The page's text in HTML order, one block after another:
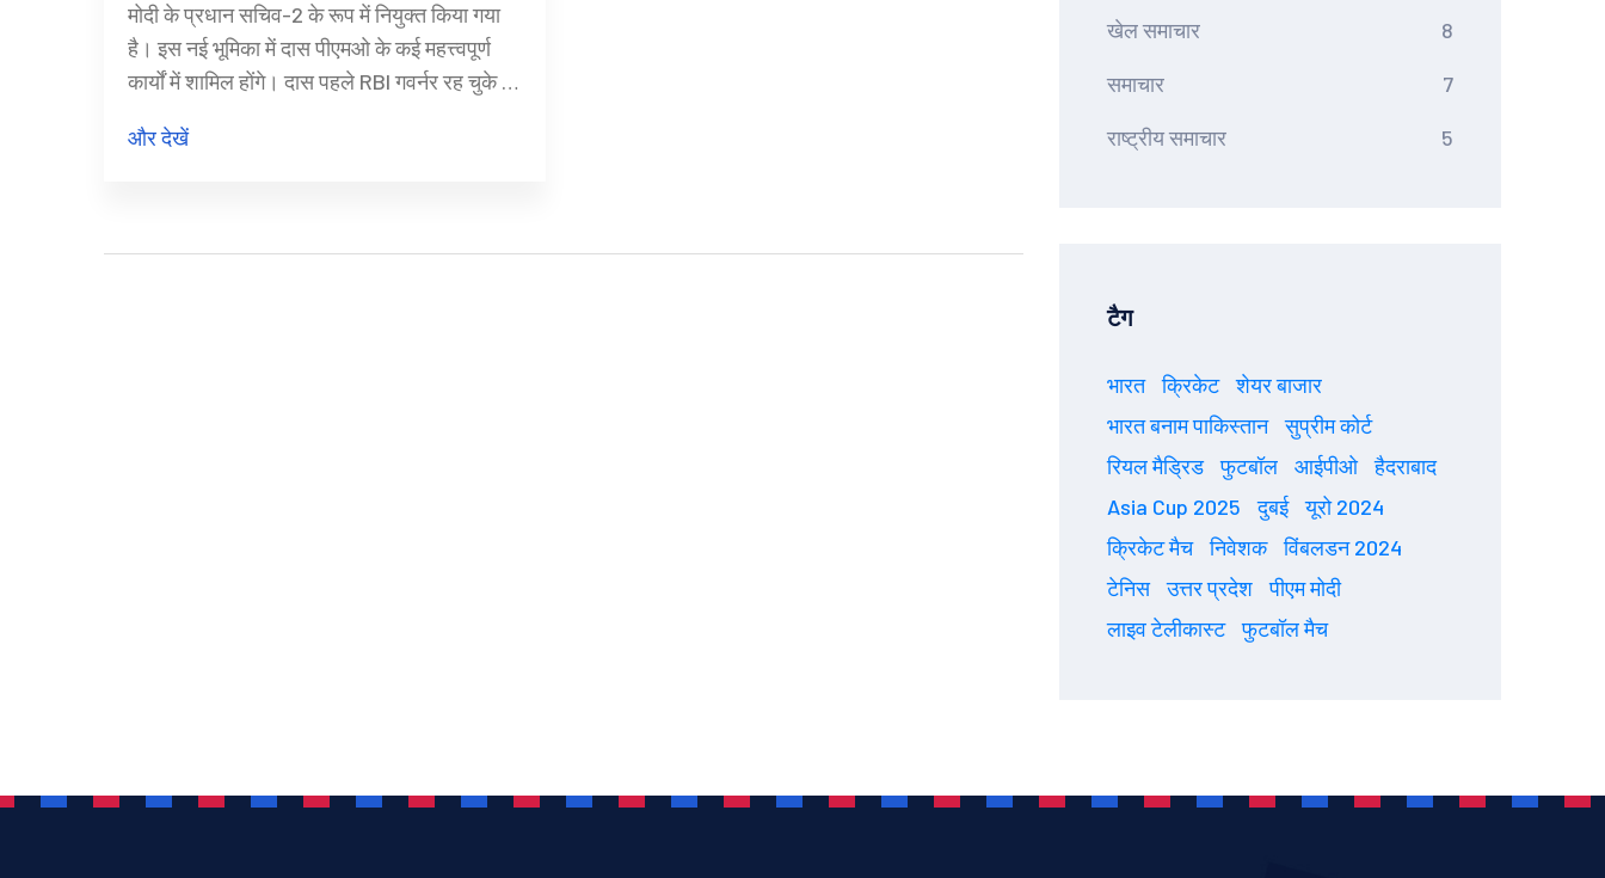
मोदी के प्रधान सचिव-2 के रूप में नियुक्त किया गया
है। इस नई भूमिका में दास पीएमओ के कई महत्त्वपूर्ण
कार्यों में शामिल होंगे। दास पहले RBI गवर्नर रह चुके हैं
मोदी के कार्यकाल में मदद करेगी।
और देखें
खेल समाचार 8
समाचार 7
राष्ट्रीय समाचार 5
टैग
भारत क्रिकेट
शेयर बाजार
भारत बनाम पाकिस्तान
सुप्रीम कोर्ट
रियल मैड्रिड
फुटबॉल आईपीओ
हैदराबाद
Asia Cup 2025
दुबई
यूरो 2024
क्रिकेट मैच
निवेशक
विंबलडन 2024
टेनिस
उत्तर प्रदेश
पीएम मोदी
लाइव टेलीकास्ट
फुटबॉल मैच